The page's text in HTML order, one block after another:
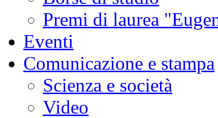
Premi di laurea
Eventi
Comunicazione e stampa
Scienza e società
Video